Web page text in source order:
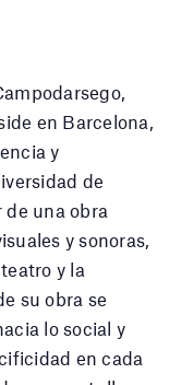
en Barcelona,
y
de
de una obra
y sonoras,
y la
su obra se
lo social y
en cada